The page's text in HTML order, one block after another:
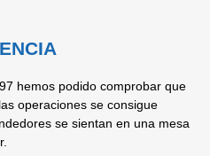
hemos podido comprobar que
operaciones se consigue
se sientan en una mesa